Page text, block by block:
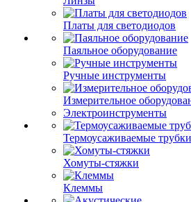
Платы для светодиодов
Паяльное оборудование
Ручные инструменты
Измерительное
Электроинструменты
Термоусаживаемые трубки
Хомуты-стяжки
Клеммы